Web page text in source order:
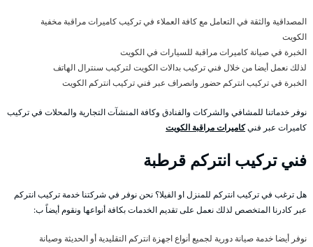
المصداقية والثقة في التعامل مع كافة العملاء في تركيب كاميرات مراقبة مخفية
الكويت
الخبرة في صيانة كاميرات مراقبة للسيارات في الكويت
لذلك نعمل أيضا من خلال فني تركيب بدالات الكويت لتركيب سنترال الهاتف
الخبرة في تركيب انتركم حضور وانصراف عبر فني تركيب انتركم الكويت
نوفر خدماتنا للمشافي والشركات والفنادق وكافة المنشآت التجارية والمحلات في تركيب
كاميرات عبر فنيكاميرات مراقبة الكويت
فني تركيب انتركم قرطبة
هل ترغب في تركيب انتركم للمنزل او الفيلا؟ نحن نوفر في شركتنا خدمة تركيب انتركم
عبر كادرنا المتخصص لذلك نعمل على تقديم الخدمات بكافة أنواعها ونقوم أيضاً ب:
نوفر أيضا خدمة صيانة دورية لجميع أنواع اجهزة انتركم التقليدية أو الحديثة وصيانة